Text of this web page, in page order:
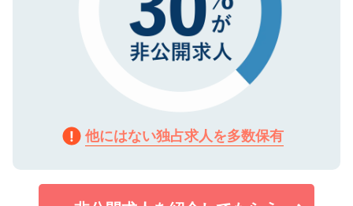
他にはない独占求人を多数保有